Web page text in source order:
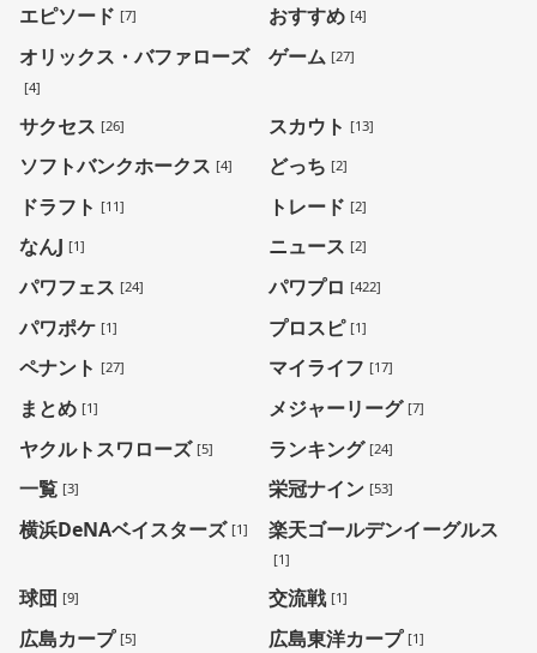
エピソード [7] おすすめ [4]
オリックス・バファローズ
[4]
ゲーム [27]
サクセス [26] スカウト [13]
ソフトバンクホークス [4] どっち [2]
ドラフト [11] トレード [2]
なんJ [1] ニュース [2]
パワフェス [24] パワプロ [422]
パワポケ [1] プロスピ [1]
ペナント [27] マイライフ [17]
まとめ [1] メジャーリーグ [7]
ヤクルトスワローズ [5] ランキング [24]
一覧 [3] 栄冠ナイン [53]
横浜DeNAベイスターズ [1] 楽天ゴールデンイーグルス
[1]
球団 [9] 交流戦 [1]
広島カープ [5] 広島東洋カープ [1]